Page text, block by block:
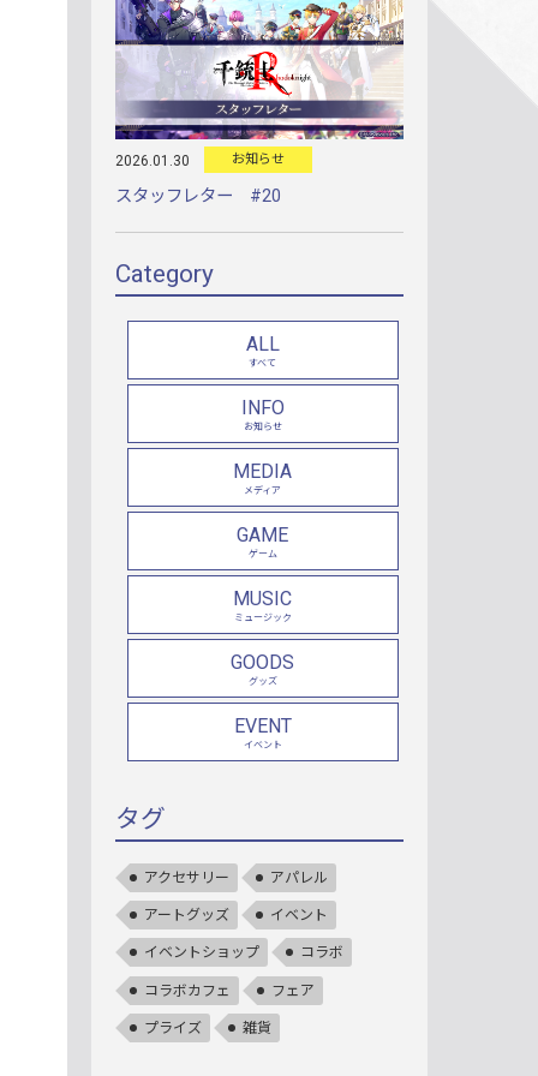
2026.01.30 お知らせ
スタッフレター #20
Category
ALL
すべて
INFO
お知らせ
MEDIA
メディア
GAME
ゲーム
MUSIC
ミュージック
GOODS
グッズ
EVENT
イベント
タグ
アクセサリー アパレル
アートグッズ イベント
イベントショップ コラボ
コラボカフェ フェア
プライズ 雑貨